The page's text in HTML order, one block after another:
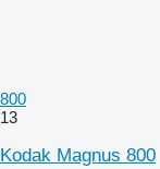
800
13
Kodak Magnus 800